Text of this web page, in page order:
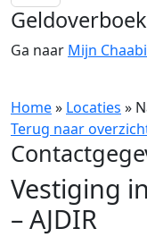
Ga naar Mijn
Home» Locaties »
Terug naar
Vestiging
– AJDIR